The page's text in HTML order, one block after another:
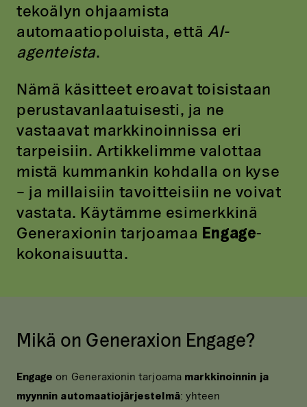
tekoälyn ohjaamista
automaatiopoluista, että AI-
agenteista.
Nämä käsitteet eroavat toisistaan
perustavanlaatuisesti, ja ne
vastaavat markkinoinnissa eri
tarpeisiin. Artikkelimme valottaa
mistä kummankin kohdalla on kyse
– ja millaisiin tavoitteisiin ne voivat
vastata. Käytämme esimerkkinä
Generaxionin tarjoamaa Engage-
kokonaisuutta.
Mikä on Generaxion Engage?
Engage on Generaxionin tarjoama markkinoinnin ja
myynnin automaatiojärjestelmä: yhteen